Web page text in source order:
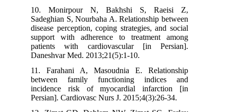
10. Monirpour N, Bakhshi S,
Sadeghian S, Nourbaha A. Relationship
disease perception, coping strategies,
support with adherence to
patients with cardiovascular [in
Daneshvar Med. 2013;21(5):1-10.
11. Farahani A, Masoudnia E.
between family functioning
incidence risk of myocardial
Persian]. Cardiovasc Nurs J.